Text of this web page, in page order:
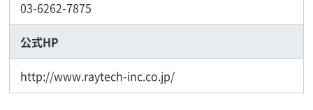
03-6262-7875
公式HP
http://www.raytech-inc.co.jp/